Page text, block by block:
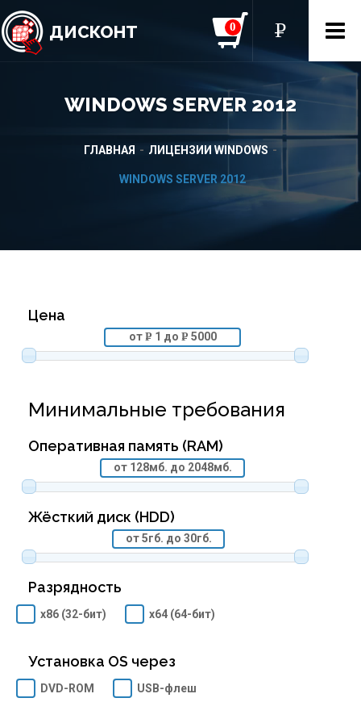
ДИСКОНТ 0 PУБ.
WINDOWS SERVER 2012
ГЛАВНАЯ ЛИЦЕНЗИИ WINDOWS
WINDOWS SERVER 2012
Цена
от P
УБ.
1 до P
УБ.
5000
Минимальные требования
Оперативная память (RAM)
от 128мб. до 2048мб.
Жёсткий диск (HDD)
от 5гб. до 30гб.
Разрядность
x86 (32-бит) x64 (64-бит)
Установка OS через
DVD-ROM USB-флеш